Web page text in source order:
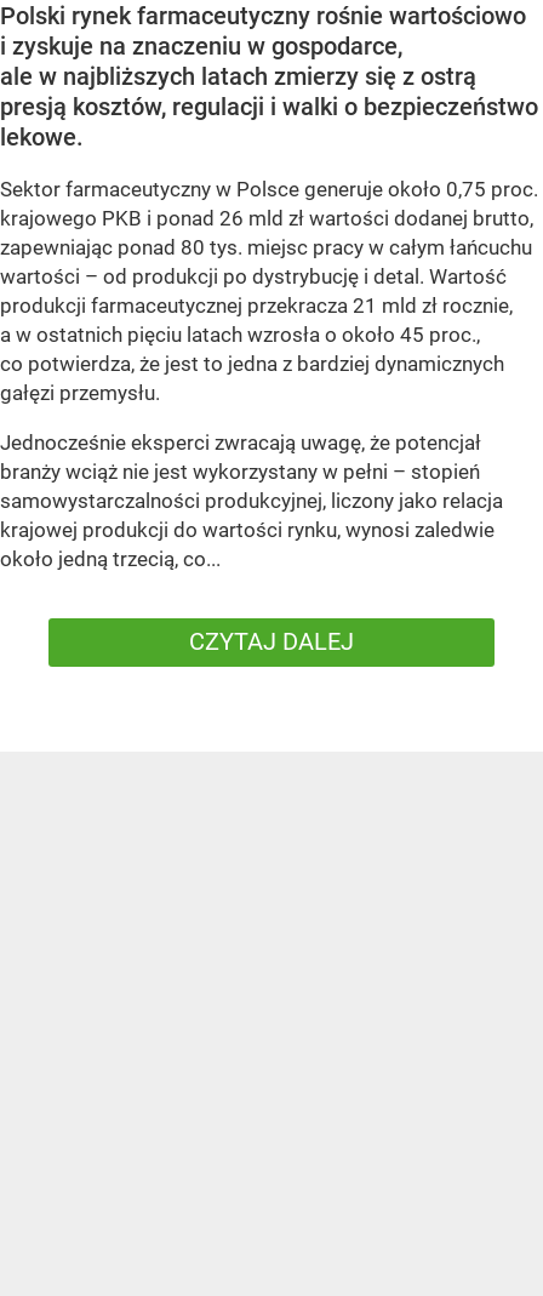
Polski rynek farmaceutyczny rośnie wartościowo
i zyskuje na znaczeniu w gospodarce,
ale w najbliższych latach zmierzy się z ostrą
presją kosztów, regulacji i walki o bezpieczeństwo
lekowe.
Sektor farmaceutyczny w Polsce generuje około 0,75 proc.
krajowego PKB i ponad 26 mld zł wartości dodanej brutto,
zapewniając ponad 80 tys. miejsc pracy w całym łańcuchu
wartości – od produkcji po dystrybucję i detal. Wartość
produkcji farmaceutycznej przekracza 21 mld zł rocznie,
a w ostatnich pięciu latach wzrosła o około 45 proc.,
co potwierdza, że jest to jedna z bardziej dynamicznych
gałęzi przemysłu.
Jednocześnie eksperci zwracają uwagę, że potencjał
branży wciąż nie jest wykorzystany w pełni – stopień
samowystarczalności produkcyjnej, liczony jako relacja
krajowej produkcji do wartości rynku, wynosi zaledwie
około jedną trzecią, co...
CZYTAJ DALEJ